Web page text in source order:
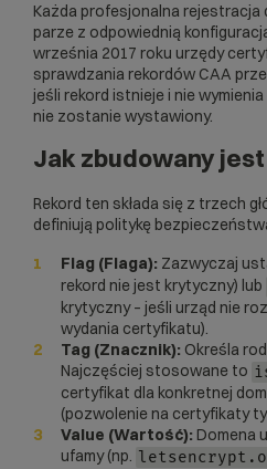
Każda profesjonalna rejestracja
parze z odpowiednią
września 2017 roku urzędy
sprawdzania rekordów CAA
jeśli rekord istnieje i nie
nie zostanie wystawiony.
Jak zbudowany
Rekord ten składa się z trzech
definiują politykę
Flag (Flaga): Zazwyczaj
rekord nie jest krytyczny) lub
krytyczny – jeśli urząd nie
wydania certyfikatu).
Tag (Znacznik): Określa
Najczęściej stosowane to
certyfikat dla konkretnej
(pozwolenie na certyfikaty
Value (Wartość): Domena
ufamy (np.